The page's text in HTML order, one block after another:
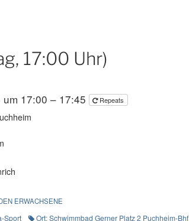
17:00 Uhr)
17:00 – 17:45 Repeats
ERWACHSENE
Sport
Ort: Schwimmbad Gerner Platz 2 Puchheim-Bhf.